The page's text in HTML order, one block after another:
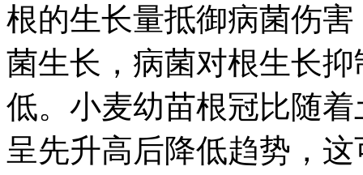
根的生长量抵御病菌伤
菌生长，病菌对根生长
低。小麦幼苗根冠比随
呈先升高后降低趋势，